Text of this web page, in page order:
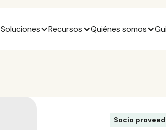
Soluciones Recursos Quiénes somos
Socio